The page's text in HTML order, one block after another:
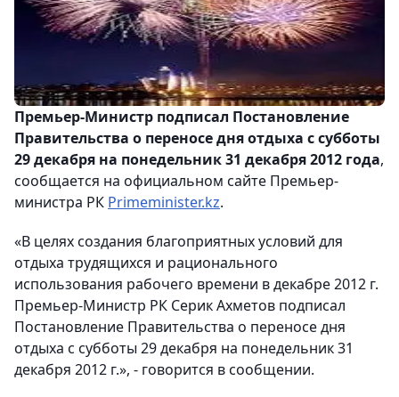
Премьер-Министр подписал Постановление
Правительства о переносе дня отдыха с субботы
29 декабря на понедельник 31 декабря 2012 года,
сообщается на официальном сайте Премьер-
министра РК Primeminister.kz.
«В целях создания благоприятных условий для
отдыха трудящихся и рационального
использования рабочего времени в декабре 2012 г.
Премьер-Министр РК Серик Ахметов подписал
Постановление Правительства о переносе дня
отдыха с субботы 29 декабря на понедельник 31
декабря 2012 г.», - говорится в сообщении.